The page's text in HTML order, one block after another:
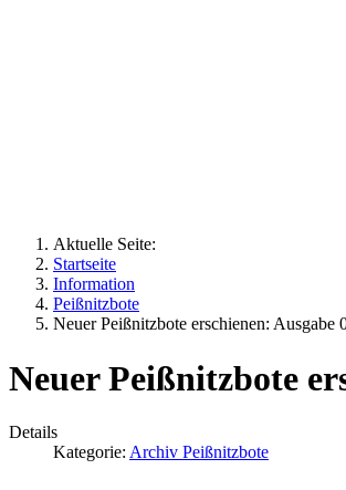
Aktuelle Seite:
Startseite
Information
Peißnitzbote
Neuer Peißnitzbote erschienen: Ausgabe
Neuer Peißnitzbote
Details
Kategorie: Archiv Peißnitzbote